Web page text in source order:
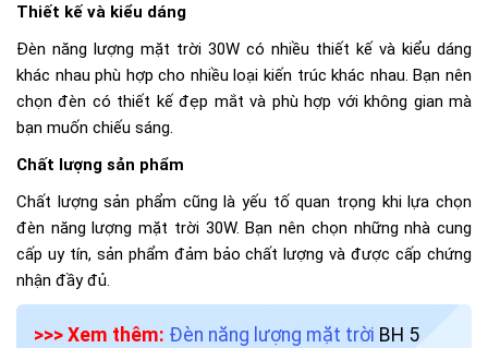
Thiết kế và kiểu dáng
Đèn năng lượng mặt trời 30W có nhiều thiết kế và kiểu dáng
khác nhau phù hợp cho nhiều loại kiến trúc khác nhau. Bạn nên
chọn đèn có thiết kế đẹp mắt và phù hợp với không gian mà
bạn muốn chiếu sáng.
Chất lượng sản phẩm
Chất lượng sản phẩm cũng là yếu tố quan trọng khi lựa chọn
đèn năng lượng mặt trời 30W. Bạn nên chọn những nhà cung
cấp uy tín, sản phẩm đảm bảo chất lượng và được cấp chứng
nhận đầy đủ.
>>> Xem thêm: Đèn năng lượng mặt trời BH 5